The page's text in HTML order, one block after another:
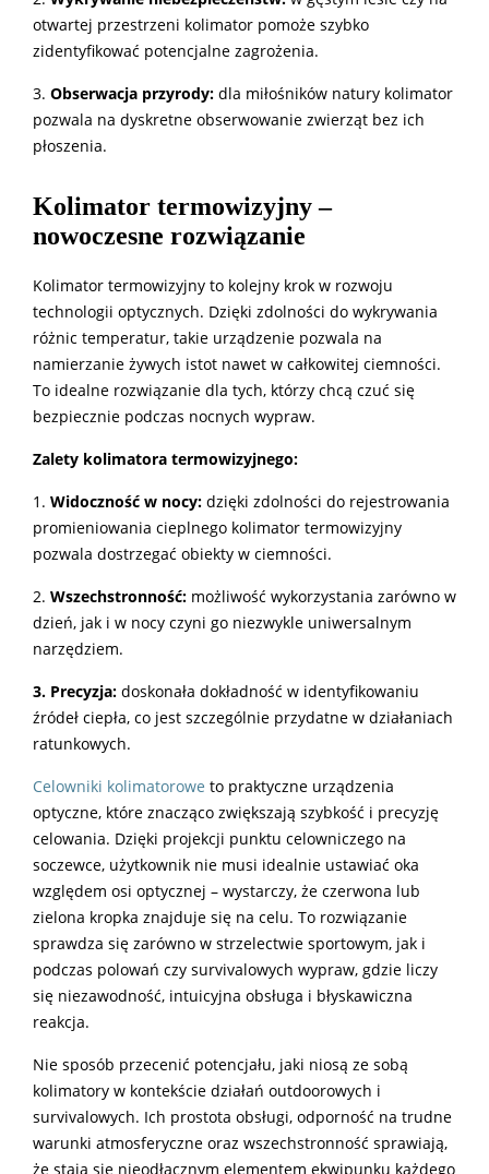
otwartej przestrzeni kolimator pomoże szybko
zidentyfikować potencjalne zagrożenia.
3. Obserwacja przyrody: dla miłośników natury kolimator
pozwala na dyskretne obserwowanie zwierząt bez ich
płoszenia.
Kolimator termowizyjny –
nowoczesne rozwiązanie
Kolimator termowizyjny to kolejny krok w rozwoju
technologii optycznych. Dzięki zdolności do wykrywania
różnic temperatur, takie urządzenie pozwala na
namierzanie żywych istot nawet w całkowitej ciemności.
To idealne rozwiązanie dla tych, którzy chcą czuć się
bezpiecznie podczas nocnych wypraw.
Zalety kolimatora termowizyjnego:
1. Widoczność w nocy: dzięki zdolności do rejestrowania
promieniowania cieplnego kolimator termowizyjny
pozwala dostrzegać obiekty w ciemności.
2. Wszechstronność: możliwość wykorzystania zarówno w
dzień, jak i w nocy czyni go niezwykle uniwersalnym
narzędziem.
3. Precyzja: doskonała dokładność w identyfikowaniu
źródeł ciepła, co jest szczególnie przydatne w działaniach
ratunkowych.
Celowniki kolimatorowe to praktyczne urządzenia
optyczne, które znacząco zwiększają szybkość i precyzję
celowania. Dzięki projekcji punktu celowniczego na
soczewce, użytkownik nie musi idealnie ustawiać oka
względem osi optycznej – wystarczy, że czerwona lub
zielona kropka znajduje się na celu. To rozwiązanie
sprawdza się zarówno w strzelectwie sportowym, jak i
podczas polowań czy survivalowych wypraw, gdzie liczy
się niezawodność, intuicyjna obsługa i błyskawiczna
reakcja.
Nie sposób przecenić potencjału, jaki niosą ze sobą
kolimatory w kontekście działań outdoorowych i
survivalowych. Ich prostota obsługi, odporność na trudne
warunki atmosferyczne oraz wszechstronność sprawiają,
że stają się nieodłącznym elementem ekwipunku każdego